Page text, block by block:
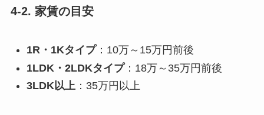
4-2. 家賃の目安
1R・1Kタイプ：10万～15万円前後
1LDK・2LDKタイプ：18万～35万円前後
3LDK以上：35万円以上